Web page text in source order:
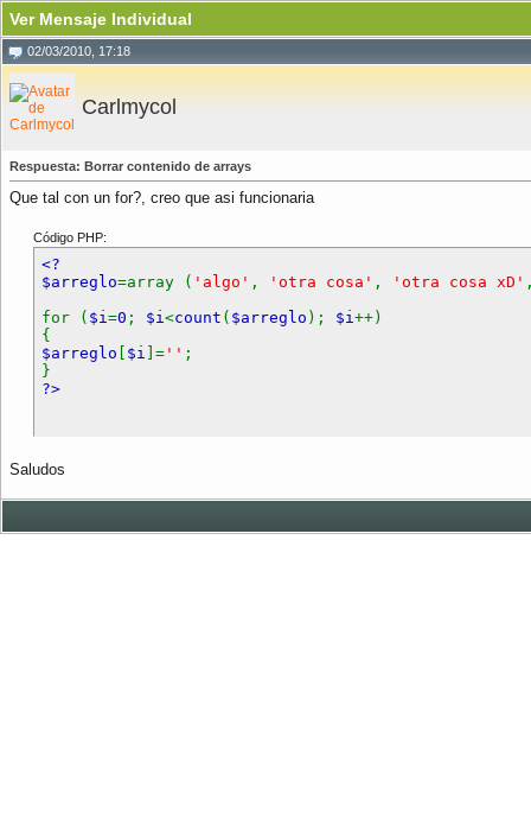
Ver Mensaje Individual
02/03/2010, 17:18
Carlmycol
Respuesta: Borrar contenido de arrays
Que tal con un for?, creo que asi funcionaria
Código PHP:
<?
$arreglo=array ( 'algo' , 'otra cosa' , 'otra cosa xD'
for ( $i=0 ; $i<count ( $arreglo ); $i++)
{
$arreglo
$i ]= '' ;
}
?>
Saludos